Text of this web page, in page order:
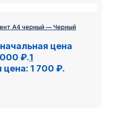
А4 черный — Черный
цена
₽.1
цена: 1 700 ₽.